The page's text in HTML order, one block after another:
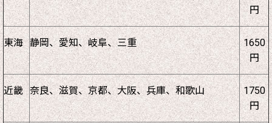
円
東海 静岡、愛知、岐阜、三重
1650
円
近畿 奈良、滋賀、京都、大阪、兵庫、和歌山
1750
円